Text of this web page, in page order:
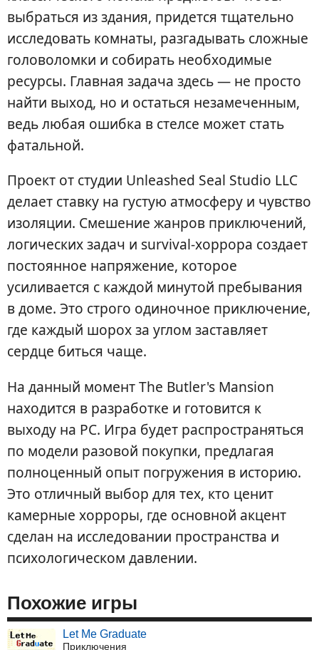
выбраться из здания, придется тщательно
исследовать комнаты, разгадывать сложные
головоломки и собирать необходимые
ресурсы. Главная задача здесь — не просто
найти выход, но и остаться незамеченным,
ведь любая ошибка в стелсе может стать
фатальной.
Проект от студии Unleashed Seal Studio LLC
делает ставку на густую атмосферу и чувство
изоляции. Смешение жанров приключений,
логических задач и survival-хоррора создает
постоянное напряжение, которое
усиливается с каждой минутой пребывания
в доме. Это строго одиночное приключение,
где каждый шорох за углом заставляет
сердце биться чаще.
На данный момент The Butler's Mansion
находится в разработке и готовится к
выходу на PC. Игра будет распространяться
по модели разовой покупки, предлагая
полноценный опыт погружения в историю.
Это отличный выбор для тех, кто ценит
камерные хорроры, где основной акцент
сделан на исследовании пространства и
психологическом давлении.
Похожие игры
Let Me Graduate
Приключения